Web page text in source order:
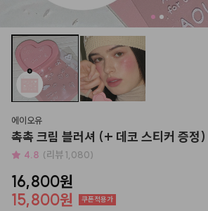
에이오유
촉촉 크림 블러셔 (+ 데코 스티커 증정)
4.8 (리뷰 1,080)
16,800원
15,800원
쿠폰적용가